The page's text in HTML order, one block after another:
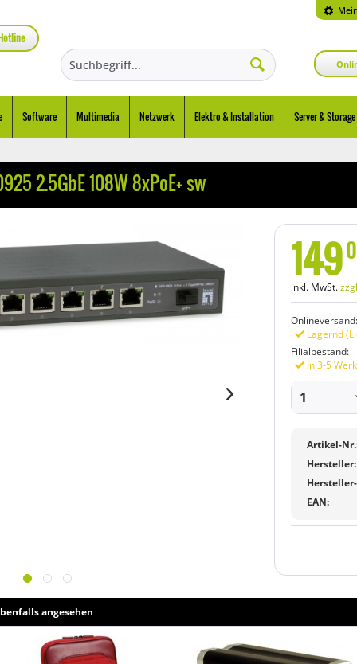
Software Multimedia Netzwerk Elektro & Installation Server & Storage
2.5GbE 108W 8xPoE+ sw
149
inkl. MwSt.
Onlineversand:
Lagernd
Filialbestand:
In 3-5
Artikel-
Hersteller:
EAN:
angesehen